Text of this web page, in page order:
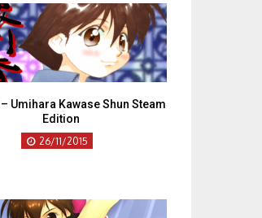
Umihara Kawase Shun Steam
Edition
26/11/2015